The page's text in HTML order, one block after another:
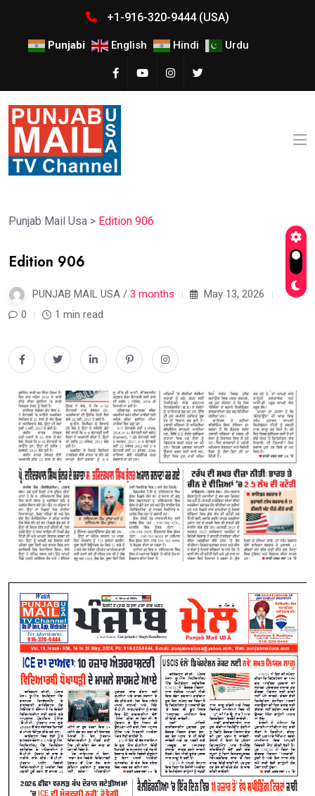
+1-916-320-9444 (USA)
Punjabi English Hindi Urdu
Punjab Mail Usa > Edition 906
Edition 906
PUNJAB MAIL USA / 3 months
May 13, 2026
0
1 min read